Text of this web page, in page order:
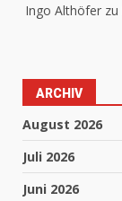
Ingo Althöfer zu
ARCHIV
August 2026
Juli 2026
Juni 2026